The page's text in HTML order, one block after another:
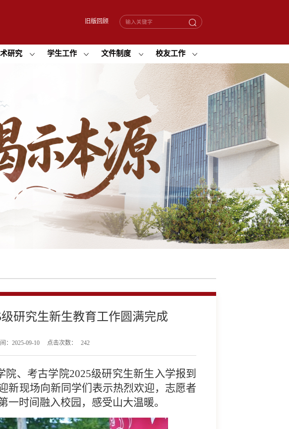
旧版回顾
研究 学生工作 文件制度 校友工作
研究生新生教育工作圆满完成
：2025-09-10 点击次数： 242
、考古学院2025级研究生新生入学报到
新现场向新同学们表示热烈欢迎，志愿者
时间融入校园，感受山大温暖。